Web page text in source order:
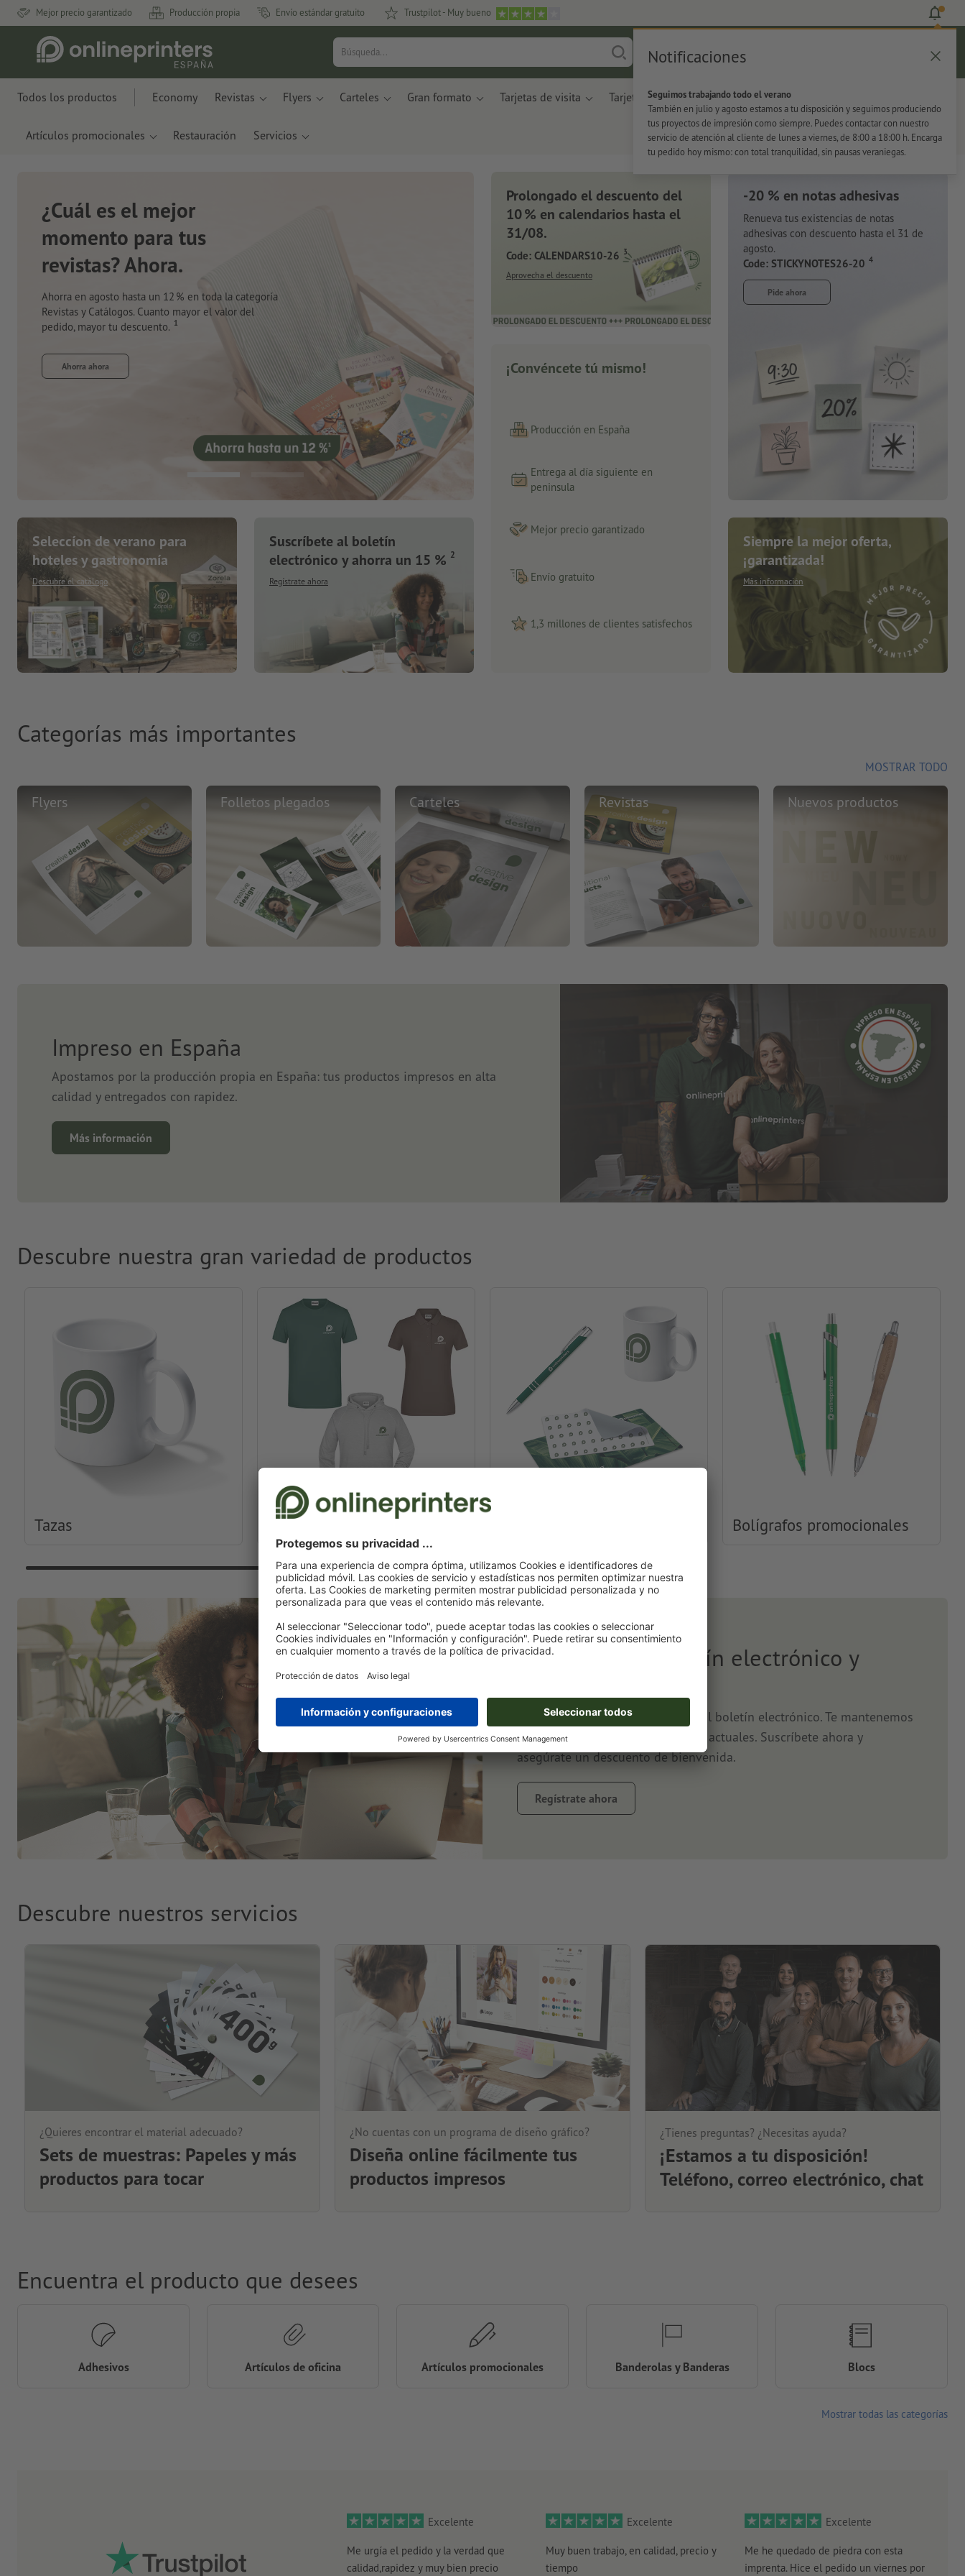
Mejor precio garantizado Producción propia Envío estándar gratuito Trustpilot - Muy bueno
Notificaciones
Seguimos trabajando todo el verano
También en julio y agosto estamos a tu disposición y seguimos produciendo
tus proyectos de impresión como siempre. Puedes contactar con nuestro
servicio de atención al cliente de lunes a viernes, de 8:00 a 18:00 h. Encarga
tu pedido hoy mismo: con total tranquilidad, sin pausas veraniegas.
Cesta
Todos los productos Economy Revistas Flyers Carteles Gran formato Tarjetas de visita Tarjetas Oficina Adhesivos
Artículos promocionales Restauración Servicios
Nuevos cuadernos de
notas
Con innovadores materiales como restos de
Pide ahora
Seleccíon de verano para
hoteles y gastronomía
Descubre el catálogo
Suscríbete al boletín
electrónico y ahorra un 15 % 2
Regístrate ahora
Prolongado el descuento del
10 % en calendarios hasta el
31/08.
Code: CALENDARS10-26 3
Aprovecha el descuento
¡Convéncete tú mismo!
Producción en España
Entrega al día siguiente en
peninsula
Mejor precio garantizado
Envío gratuito
1,3 millones de clientes satisfechos
-20 % en notas adhesivas
Renueva tus existencias de notas
adhesivas con descuento hasta el 31 de
agosto.
Code: STICKYNOTES26-20 4
Pide ahora
Siempre la mejor oferta,
¡garantizada!
Más información
Categorías más importantes
MOSTRAR TODO
Flyers Folletos plegados Carteles Revistas Nuevos productos
Impreso en España
Apostamos por la producción propia en España: tus productos impresos en alta
calidad y entregados con rapidez.
Más información
Descubre nuestra gran variedad de productos
Tazas Ropa y textiles Bolígrafos promocionales
Suscríbete al boletín electrónico y
Siempre bien informado, gracias al boletín electrónico. Te mantenemos
al tanto de promociones y ofertas actuales. Suscríbete ahora y
asegúrate un descuento de bienvenida.
Regístrate ahora
Descubre nuestros servicios
¿Quieres encontrar el material adecuado?
Sets de muestras: Papeles y más
productos para tocar
¿No cuentas con un programa de diseño gráfico?
Diseña online fácilmente tus
productos impresos
¿Tienes preguntas? ¿Necesitas ayuda?
¡Estamos a tu disposición!
Teléfono, correo electrónico, chat
Excelente
Me urgía el pedido y la verdad que
calidad,rapidez y muy bien precio
Excelente
Muy buen trabajo, en calidad, precio y
tiempo
Excelente
Me he quedado de piedra con esta
imprenta. Hice el pedido un viernes por
Encuentra el producto que desees
Adhesivos Artículos de oficina Artículos promocionales Banderolas y Banderas Blocs
Mostrar todas las categorías